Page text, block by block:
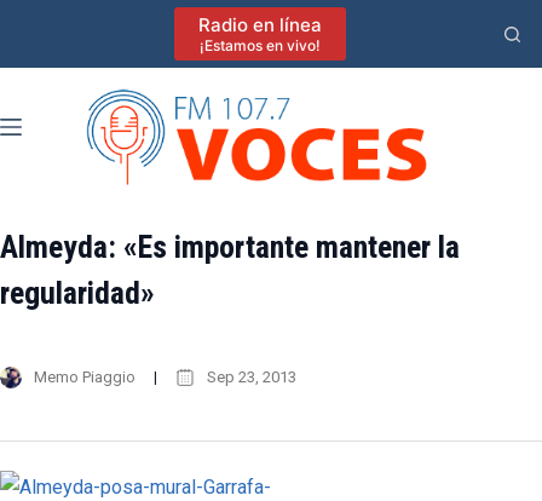
Radio en línea
¡Estamos en vivo!
Almeyda: «Es importante mantener la
regularidad»
Memo Piaggio Sep 23, 2013